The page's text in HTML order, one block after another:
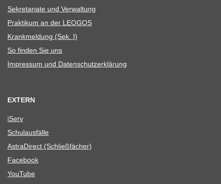
Sekre­ta­riate und Verwaltung
Prak­ti­kum an der LEOGOS
Krank­mel­dung (Sek. I)
So fin­den Sie uns
Impres­sum und Datenschutzerklärung
EXTERN
iServ
Schul­aus­fälle
Astra­Di­rect (Schließ­fä­cher)
Face­book
You­Tube